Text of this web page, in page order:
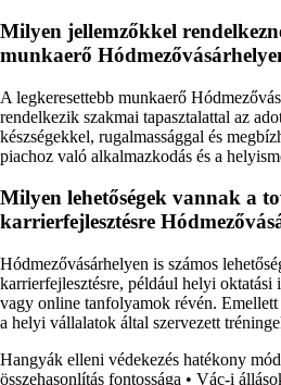
Milyen jellemzőkkel
munkaerő
A legkeresettebb munkaerő
rendelkezik szakmai tapasztalattal az
készségekkel, rugalmassággal és
piachoz való alkalmazkodás és a
Milyen lehetőségek vannak a
karrierfejlesztésre
Hódmezővásárhelyen is számos
karrierfejlesztésre, például helyi
vagy online tanfolyamok révén.
a helyi vállalatok által szervezett
Hangyák elleni védekezés hatékony
összehasonlítás fontossága • Vác-i